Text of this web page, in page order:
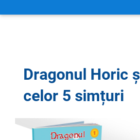
Dragonul Horic
celor 5 simțuri